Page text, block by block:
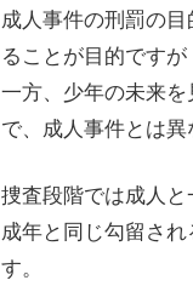
成人事件の刑罰の
ることが目的です
一方、少年の未来
で、成人事件とは異
捜査段階では成人と
成年と同じ勾留され
す。